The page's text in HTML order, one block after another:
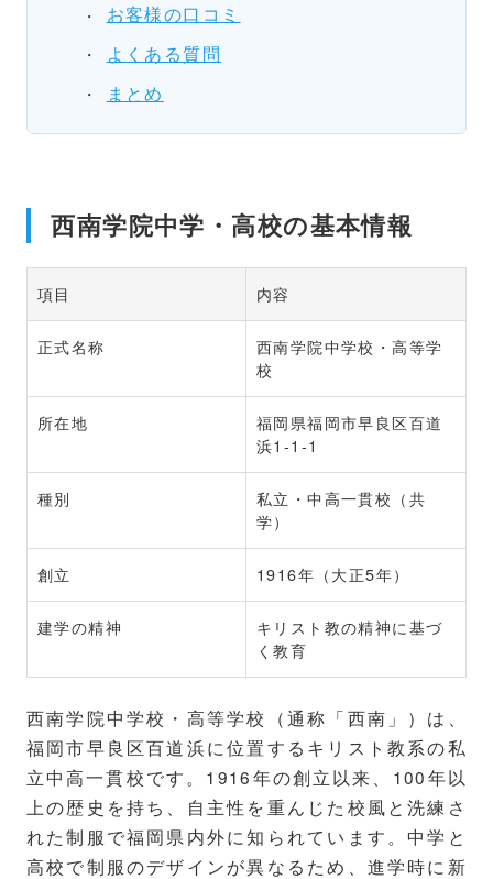
お客様の口コミ
よくある質問
まとめ
西南学院中学・高校の基本情報
項目 内容
正式名称
西南学院中学校・高等学
校
所在地
福岡県福岡市早良区百道
浜1-1-1
種別
私立・中高一貫校（共
学）
創立 1916年（大正5年）
建学の精神
キリスト教の精神に基づ
く教育
西南学院中学校・高等学校（通称「西南」）は、
福岡市早良区百道浜に位置するキリスト教系の私
立中高一貫校です。1916年の創立以来、100年以
上の歴史を持ち、自主性を重んじた校風と洗練さ
れた制服で福岡県内外に知られています。中学と
高校で制服のデザインが異なるため、進学時に新